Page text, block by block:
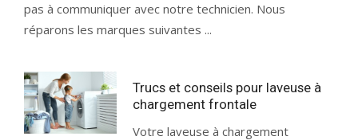
pas à communiquer avec notre technicien. Nous
réparons les marques suivantes ...
Trucs et conseils pour laveuse à
chargement frontale
Votre laveuse à chargement